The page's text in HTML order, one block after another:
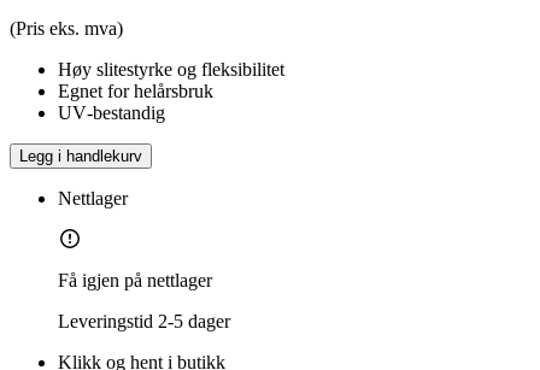
(Pris eks. mva)
Høy slitestyrke og fleksibilitet
Egnet for helårsbruk
UV‑bestandig
Legg i handlekurv
Nettlager
Få igjen på nettlager
Leveringstid 2-5 dager
Klikk og hent i butikk